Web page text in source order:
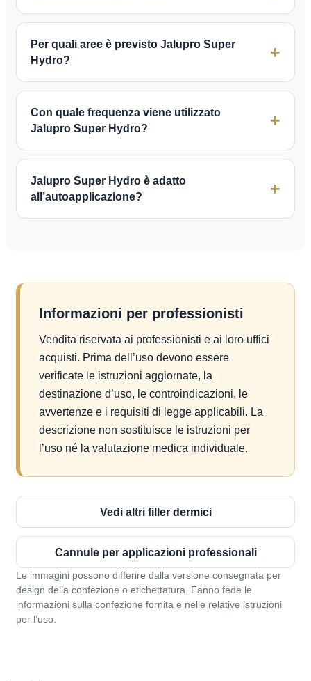
Per quali aree è previsto Jalupro Super
Hydro?
Con quale frequenza viene utilizzato
Jalupro Super Hydro?
Jalupro Super Hydro è adatto
all’autoapplicazione?
Informazioni per professionisti
Vendita riservata ai professionisti e ai loro uffici
acquisti. Prima dell’uso devono essere
verificate le istruzioni aggiornate, la
destinazione d’uso, le controindicazioni, le
avvertenze e i requisiti di legge applicabili. La
descrizione non sostituisce le istruzioni per
l’uso né la valutazione medica individuale.
Vedi altri filler dermici
Cannule per applicazioni professionali
Le immagini possono differire dalla versione consegnata per
design della confezione o etichettatura. Fanno fede le
informazioni sulla confezione fornita e nelle relative istruzioni
per l’uso.